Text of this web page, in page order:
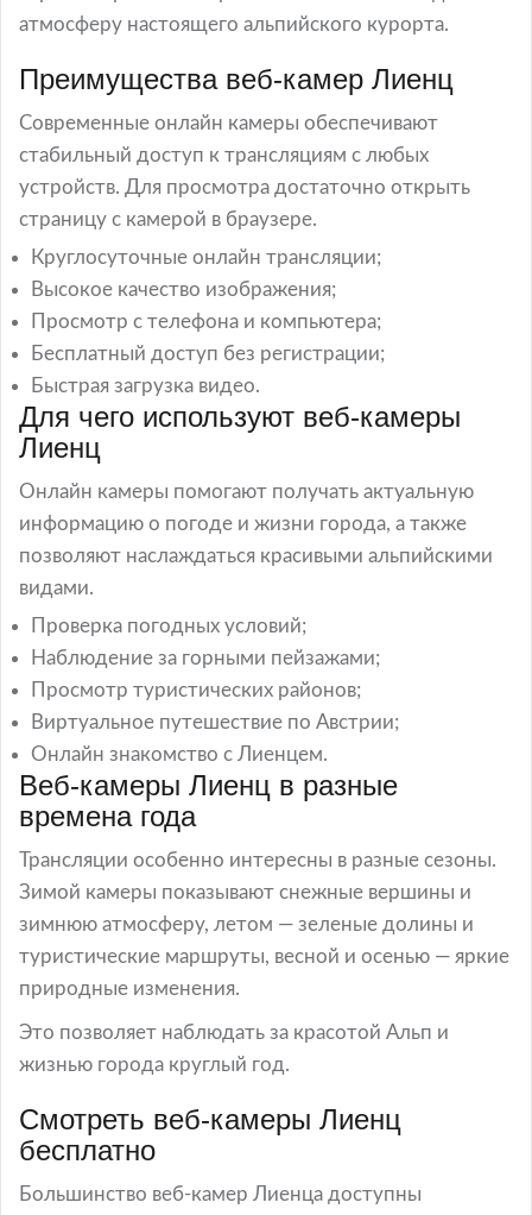
атмосферу настоящего альпийского курорта.
Преимущества веб-камер Лиенц
Современные онлайн камеры обеспечивают
стабильный доступ к трансляциям с любых
устройств. Для просмотра достаточно открыть
страницу с камерой в браузере.
Круглосуточные онлайн трансляции;
Высокое качество изображения;
Просмотр с телефона и компьютера;
Бесплатный доступ без регистрации;
Быстрая загрузка видео.
Для чего используют веб-камеры
Лиенц
Онлайн камеры помогают получать актуальную
информацию о погоде и жизни города, а также
позволяют наслаждаться красивыми альпийскими
видами.
Проверка погодных условий;
Наблюдение за горными пейзажами;
Просмотр туристических районов;
Виртуальное путешествие по Австрии;
Онлайн знакомство с Лиенцем.
Веб-камеры Лиенц в разные
времена года
Трансляции особенно интересны в разные сезоны.
Зимой камеры показывают снежные вершины и
зимнюю атмосферу, летом — зеленые долины и
туристические маршруты, весной и осенью — яркие
природные изменения.
Это позволяет наблюдать за красотой Альп и
жизнью города круглый год.
Смотреть веб-камеры Лиенц
бесплатно
Большинство веб-камер Лиенца доступны